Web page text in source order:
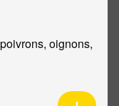
oignons,